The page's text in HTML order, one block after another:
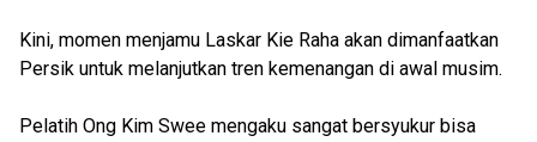
Kini, momen menjamu Laskar Kie Raha akan dimanfaatkan
Persik untuk melanjutkan tren kemenangan di awal musim.
Pelatih Ong Kim Swee mengaku sangat bersyukur bisa